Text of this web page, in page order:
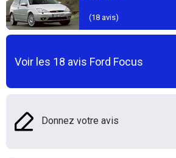
(18 avis)
Voir les 18 avis Ford Focus
Donnez votre avis